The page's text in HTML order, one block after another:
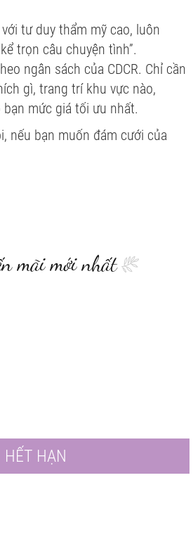
tư duy thẩm mỹ cao, luôn
trọn câu chuyện tình”.
ngân sách của CDCR. Chỉ cần
gì, trang trí khu vực nào,
mức giá tối ưu nhất.
nếu bạn muốn đám cưới của
mãi mới nhất
HẾT HẠN